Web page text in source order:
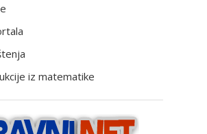
iz matematike